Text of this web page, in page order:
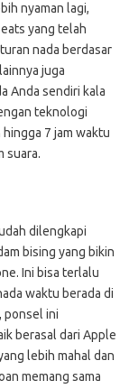
nyaman lagi,
yang telah
nada berdasar
juga
Anda sendiri kala
teknologi
7 jam waktu
suara.
dilengkapi
bising yang bikin
Ini bisa terlalu
waktu berada di
ponsel ini
berasal dari Apple
lebih mahal dan
memang sama